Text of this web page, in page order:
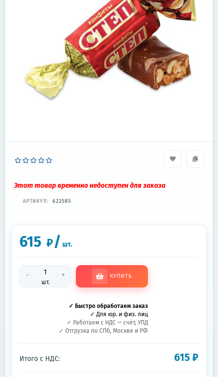
Этот товар временно недоступен для заказа
АРТИКУЛ: 622585
615 ₽/ шт.
-
шт.
+ КУПИТЬ
✓ Быстро обработаем заказ
✓ Для юр. и физ. лиц
✓ Работаем с НДС — счёт, УПД
✓ Отгрузка по СПб, Москве и РФ
Итого с НДС: 615₽